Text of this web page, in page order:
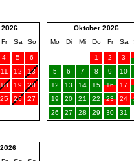
2026
Fr Sa So
4 5
6
11 12
13
18 19
20
25 26
27
Oktober 2026
Mo
Di Mi Do Fr Sa
1 2
3
5
6 7 8 9 10
12
13 14 15 16 17
19
20 21 22 23 24
26
27 28 29 30 31